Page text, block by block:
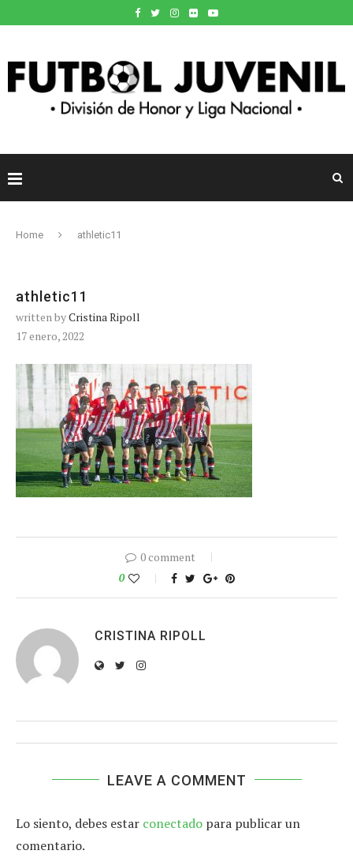
Home athletic11
athletic11
written byCristina Ripoll
17 enero, 2022
0 comment
0
CRISTINA RIPOLL
LEAVE A COMMENT
Lo siento, debes estar conectado para publicar un
comentario.